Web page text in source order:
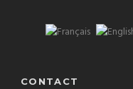
CONTACT